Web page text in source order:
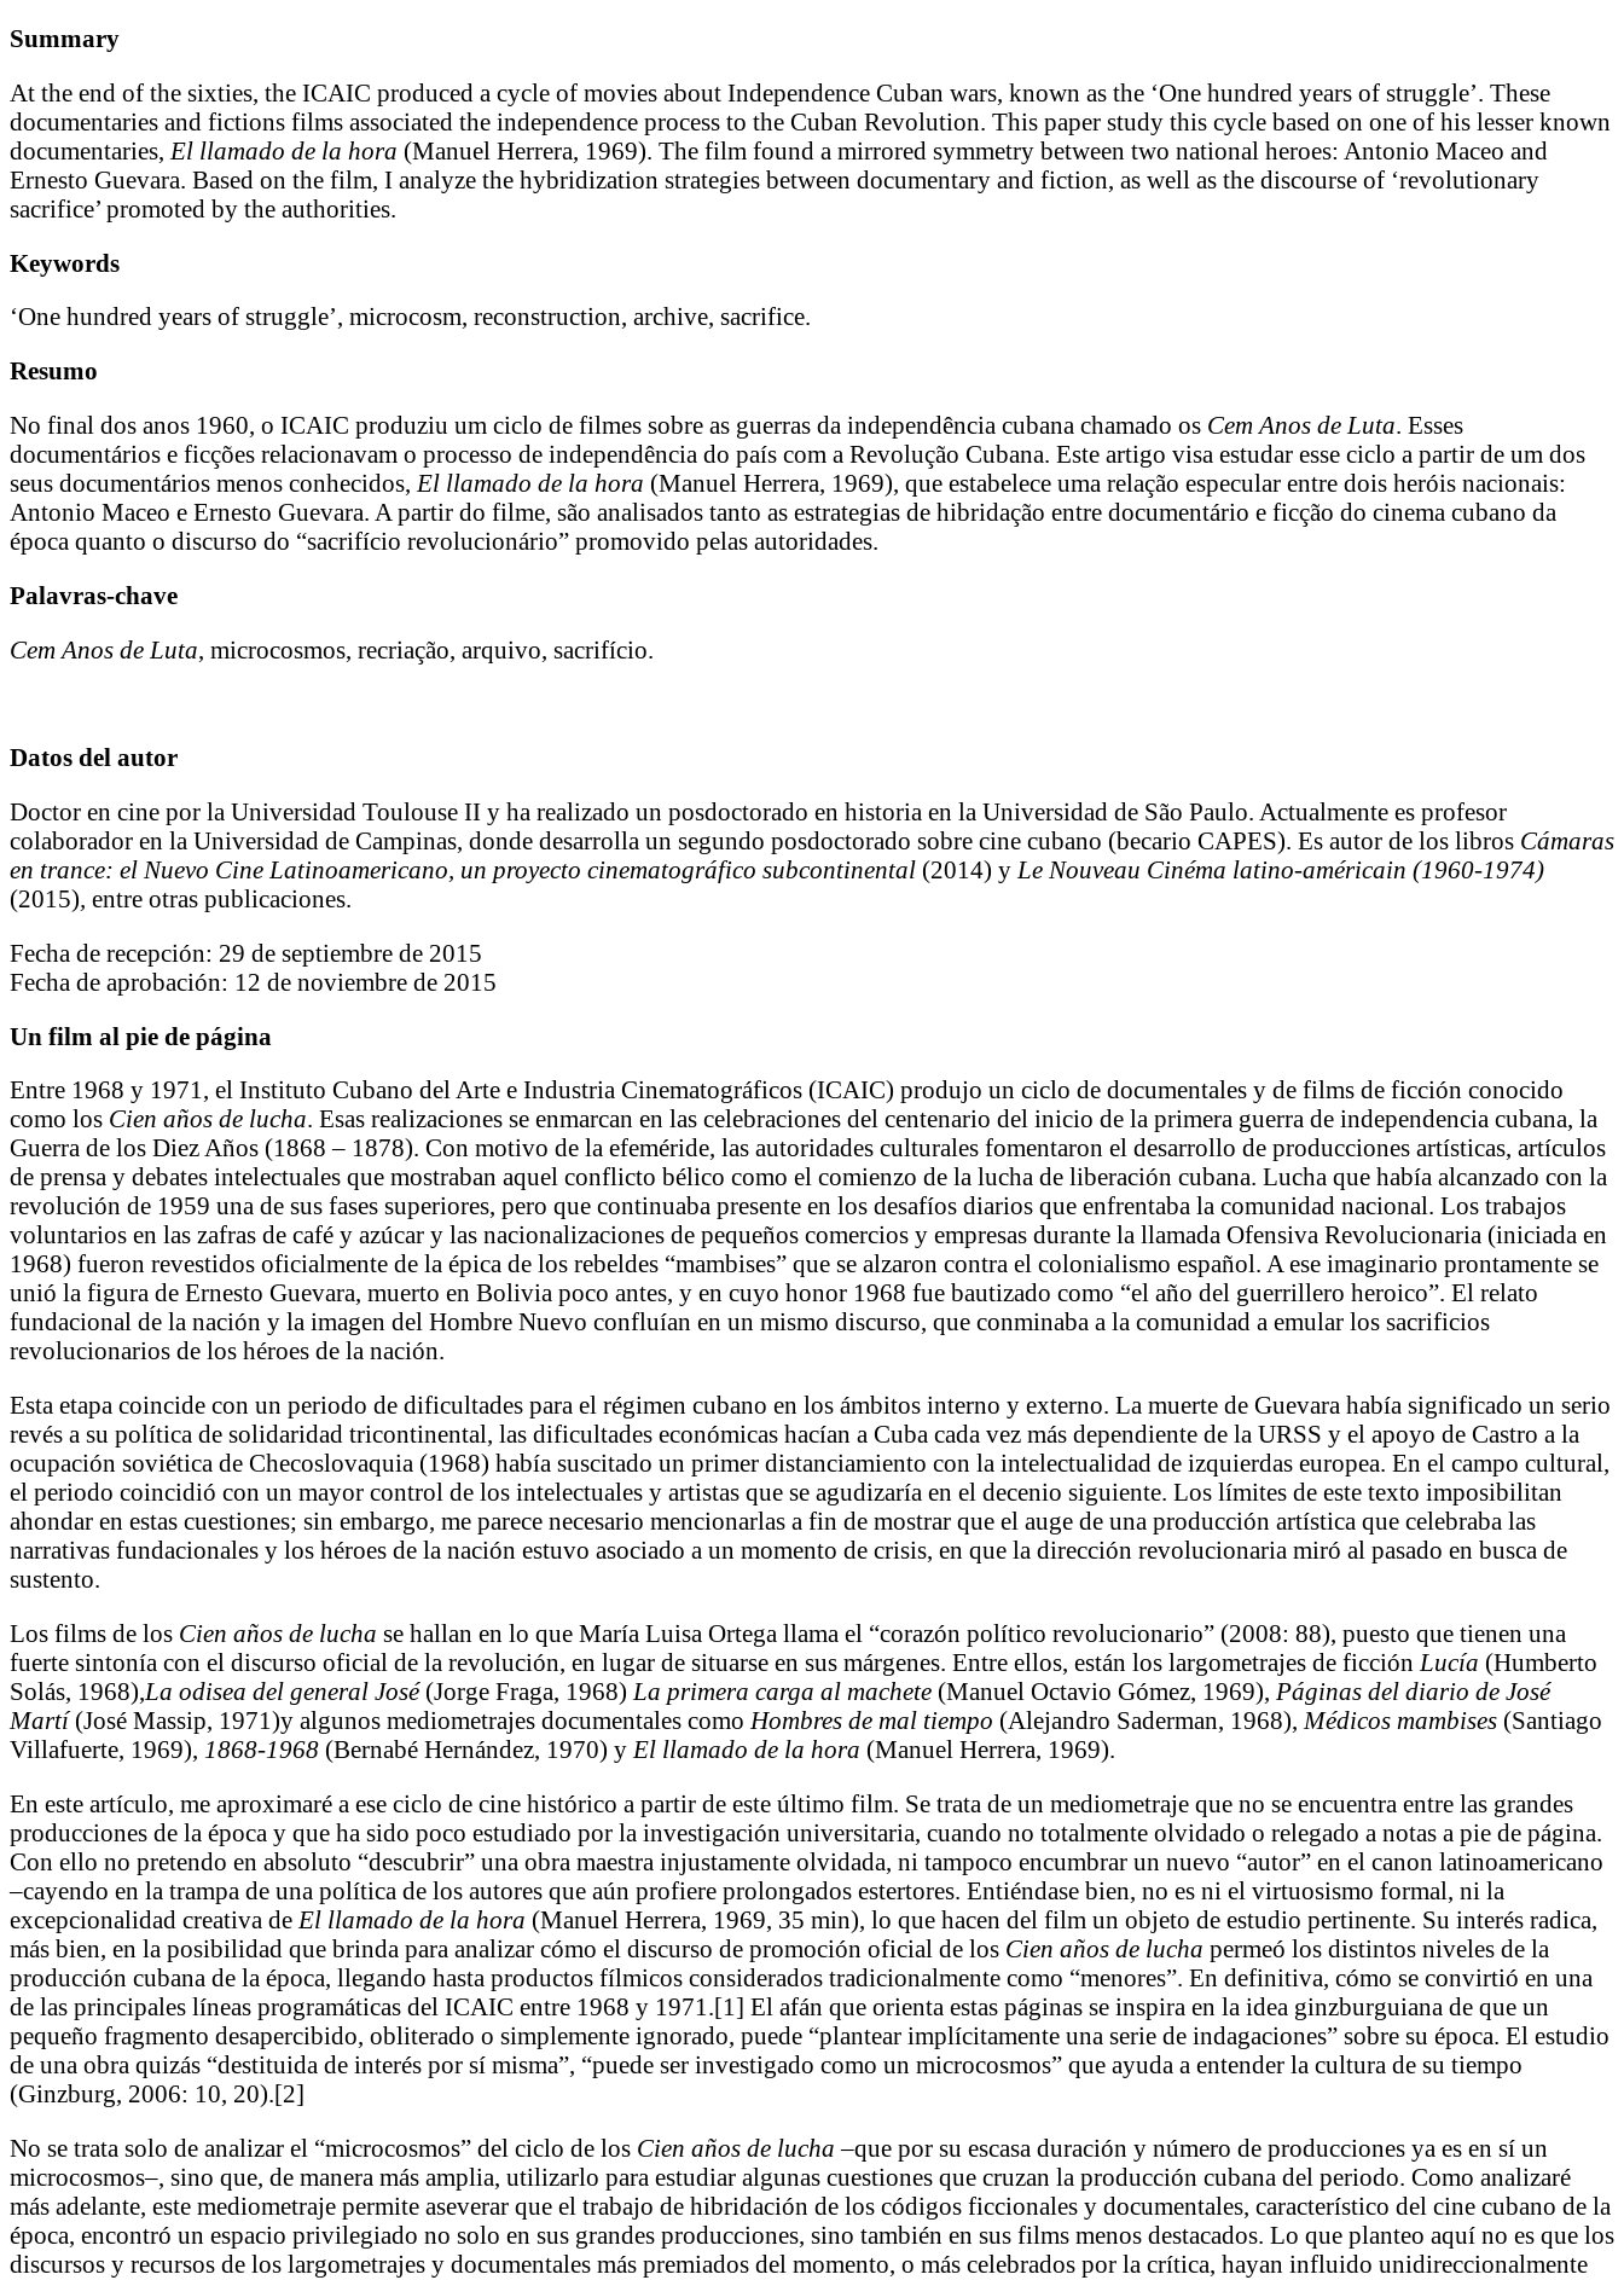
Summary
At the end of the sixties, the ICAIC produced a cycle of movies about Independence Cuban wars, known as the ‘One hundred years of struggle’. These
documentaries and fictions films associated the independence process to the Cuban Revolution. This paper study this cycle based on one of his lesser known
documentaries, El llamado de la hora (Manuel Herrera, 1969). The film found a mirrored symmetry between two national heroes: Antonio Maceo and
Ernesto Guevara. Based on the film, I analyze the hybridization strategies between documentary and fiction, as well as the discourse of ‘revolutionary
sacrifice’ promoted by the authorities.
Keywords
‘One hundred years of struggle’, microcosm, reconstruction, archive, sacrifice.
Resumo
No final dos anos 1960, o ICAIC produziu um ciclo de filmes sobre as guerras da independência cubana chamado os Cem Anos de Luta. Esses
documentários e ficções relacionavam o processo de independência do país com a Revolução Cubana. Este artigo visa estudar esse ciclo a partir de um dos
seus documentários menos conhecidos, El llamado de la hora (Manuel Herrera, 1969), que estabelece uma relação especular entre dois heróis nacionais:
Antonio Maceo e Ernesto Guevara. A partir do filme, são analisados tanto as estrategias de hibridação entre documentário e ficção do cinema cubano da
época quanto o discurso do “sacrifício revolucionário” promovido pelas autoridades.
Palavras-chave
Cem Anos de Luta, microcosmos, recriação, arquivo, sacrifício.
Datos del autor
Doctor en cine por la Universidad Toulouse II y ha realizado un posdoctorado en historia en la Universidad de São Paulo. Actualmente es profesor
colaborador en la Universidad de Campinas, donde desarrolla un segundo posdoctorado sobre cine cubano (becario CAPES). Es autor de los libros Cámaras
en trance: el Nuevo Cine Latinoamericano, un proyecto cinematográfico subcontinental (2014) y Le Nouveau Cinéma latino-américain (1960-1974)
(2015), entre otras publicaciones.
Fecha de recepción: 29 de septiembre de 2015
Fecha de aprobación: 12 de noviembre de 2015
Un film al pie de página
Entre 1968 y 1971, el Instituto Cubano del Arte e Industria Cinematográficos (ICAIC) produjo un ciclo de documentales y de films de ficción conocido
como los Cien años de lucha. Esas realizaciones se enmarcan en las celebraciones del centenario del inicio de la primera guerra de independencia cubana, la
Guerra de los Diez Años (1868 – 1878). Con motivo de la efeméride, las autoridades culturales fomentaron el desarrollo de producciones artísticas, artículos
de prensa y debates intelectuales que mostraban aquel conflicto bélico como el comienzo de la lucha de liberación cubana. Lucha que había alcanzado con la
revolución de 1959 una de sus fases superiores, pero que continuaba presente en los desafíos diarios que enfrentaba la comunidad nacional. Los trabajos
voluntarios en las zafras de café y azúcar y las nacionalizaciones de pequeños comercios y empresas durante la llamada Ofensiva Revolucionaria (iniciada en
1968) fueron revestidos oficialmente de la épica de los rebeldes “mambises” que se alzaron contra el colonialismo español. A ese imaginario prontamente se
unió la figura de Ernesto Guevara, muerto en Bolivia poco antes, y en cuyo honor 1968 fue bautizado como “el año del guerrillero heroico”. El relato
fundacional de la nación y la imagen del Hombre Nuevo confluían en un mismo discurso, que conminaba a la comunidad a emular los sacrificios
revolucionarios de los héroes de la nación.
Esta etapa coincide con un periodo de dificultades para el régimen cubano en los ámbitos interno y externo. La muerte de Guevara había significado un serio
revés a su política de solidaridad tricontinental, las dificultades económicas hacían a Cuba cada vez más dependiente de la URSS y el apoyo de Castro a la
ocupación soviética de Checoslovaquia (1968) había suscitado un primer distanciamiento con la intelectualidad de izquierdas europea. En el campo cultural,
el periodo coincidió con un mayor control de los intelectuales y artistas que se agudizaría en el decenio siguiente. Los límites de este texto imposibilitan
ahondar en estas cuestiones; sin embargo, me parece necesario mencionarlas a fin de mostrar que el auge de una producción artística que celebraba las
narrativas fundacionales y los héroes de la nación estuvo asociado a un momento de crisis, en que la dirección revolucionaria miró al pasado en busca de
sustento.
Los films de los Cien años de lucha se hallan en lo que María Luisa Ortega llama el “corazón político revolucionario” (2008: 88), puesto que tienen una
fuerte sintonía con el discurso oficial de la revolución, en lugar de situarse en sus márgenes. Entre ellos, están los largometrajes de ficción Lucía (Humberto
Solás, 1968),La odisea del general José (Jorge Fraga, 1968) La primera carga al machete (Manuel Octavio Gómez, 1969), Páginas del diario de José
Martí(José Massip, 1971)y algunos mediometrajes documentales como Hombres de mal tiempo (Alejandro Saderman, 1968), Médicos mambises (Santiago
Villafuerte, 1969), 1868-1968 (Bernabé Hernández, 1970) y El llamado de la hora (Manuel Herrera, 1969).
En este artículo, me aproximaré a ese ciclo de cine histórico a partir de este último film. Se trata de un mediometraje que no se encuentra entre las grandes
producciones de la época y que ha sido poco estudiado por la investigación universitaria, cuando no totalmente olvidado o relegado a notas a pie de página.
Con ello no pretendo en absoluto “descubrir” una obra maestra injustamente olvidada, ni tampoco encumbrar un nuevo “autor” en el canon latinoamericano
–cayendo en la trampa de una política de los autores que aún profiere prolongados estertores. Entiéndase bien, no es ni el virtuosismo formal, ni la
excepcionalidad creativa de El llamado de la hora (Manuel Herrera, 1969, 35 min), lo que hacen del film un objeto de estudio pertinente. Su interés radica,
más bien, en la posibilidad que brinda para analizar cómo el discurso de promoción oficial de los Cien años de lucha permeó los distintos niveles de la
producción cubana de la época, llegando hasta productos fílmicos considerados tradicionalmente como “menores”. En definitiva, cómo se convirtió en una
de las principales líneas programáticas del ICAIC entre 1968 y 1971.[1] El afán que orienta estas páginas se inspira en la idea ginzburguiana de que un
pequeño fragmento desapercibido, obliterado o simplemente ignorado, puede “plantear implícitamente una serie de indagaciones” sobre su época. El estudio
de una obra quizás “destituida de interés por sí misma”, “puede ser investigado como un microcosmos” que ayuda a entender la cultura de su tiempo
(Ginzburg, 2006: 10, 20).[2]
No se trata solo de analizar el “microcosmos” del ciclo de los Cien años de lucha –que por su escasa duración y número de producciones ya es en sí un
microcosmos–, sino que, de manera más amplia, utilizarlo para estudiar algunas cuestiones que cruzan la producción cubana del periodo. Como analizaré
más adelante, este mediometraje permite aseverar que el trabajo de hibridación de los códigos ficcionales y documentales, característico del cine cubano de la
época, encontró un espacio privilegiado no solo en sus grandes producciones, sino también en sus films menos destacados. Lo que planteo aquí no es que los
discursos y recursos de los largometrajes y documentales más premiados del momento, o más celebrados por la crítica, hayan influido unidireccionalmente